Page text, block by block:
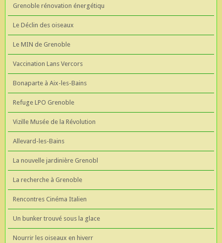
Grenoble rénovation énergétiqu
Le Déclin des oiseaux
Le MIN de Grenoble
Vaccination Lans Vercors
Bonaparte à Aix-les-Bains
Refuge LPO Grenoble
Vizille Musée de la Révolution
Allevard-les-Bains
La nouvelle jardinière Grenobl
La recherche à Grenoble
Rencontres Cinéma Italien
Un bunker trouvé sous la glace
Nourrir les oiseaux en hiverr